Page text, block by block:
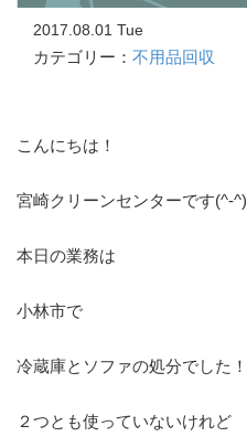
2017.08.01 Tue
カテゴリー： 不用品回収
こんにちは！
宮崎クリーンセンターです(^-^)
本日の業務は
小林市で
冷蔵庫とソファの処分でした！
２つとも使っていないけれど